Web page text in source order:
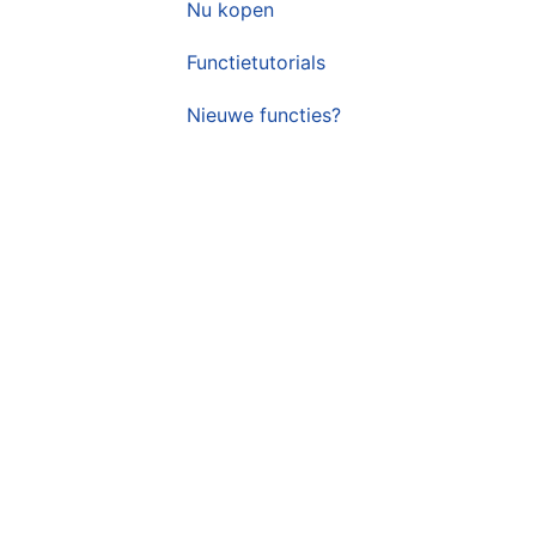
Nu kopen
Functietutorials
Nieuwe functies?